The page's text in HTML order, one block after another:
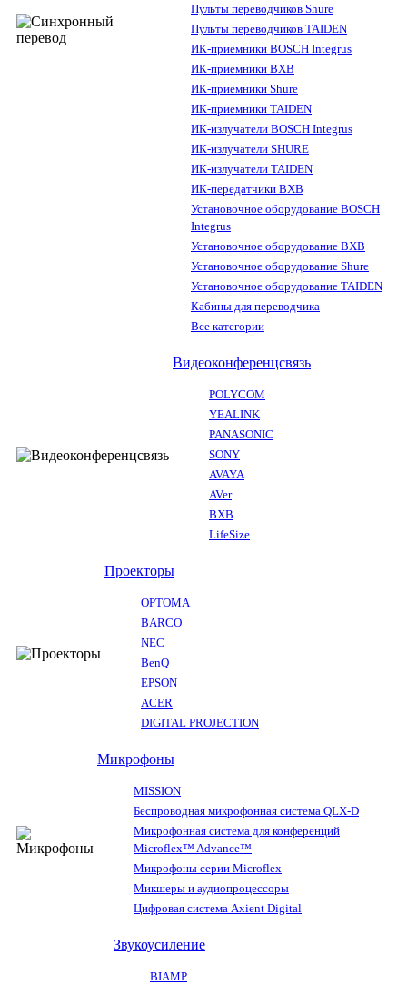
Пульты переводчиков Shure
Пульты переводчиков TAIDEN
ИК-приемники BOSCH Integrus
ИК-приемники BXB
ИК-приемники Shure
ИК-приемники TAIDEN
ИК-излучатели BOSCH Integrus
ИК-излучатели SHURE
ИК-излучатели TAIDEN
ИК-передатчики BXB
Установочное оборудование BOSCH
Integrus
Установочное оборудование BXB
Установочное оборудование Shure
Установочное оборудование TAIDEN
Кабины для переводчика
Все категории
Видеоконференцсвязь
POLYCOM
YEALINK
PANASONIC
SONY
AVAYA
AVer
BXB
LifeSize
Проекторы
OPTOMA
BARCO
NEC
BenQ
EPSON
ACER
DIGITAL PROJECTION
Микрофоны
MISSION
Беспроводная микрофонная система QLX-D
Микрофонная система для конференций
Microflex™ Advance™
Микрофоны серии Microflex
Микшеры и аудиопроцессоры
Цифровая система Axient Digital
Звукоусиление
BIAMP